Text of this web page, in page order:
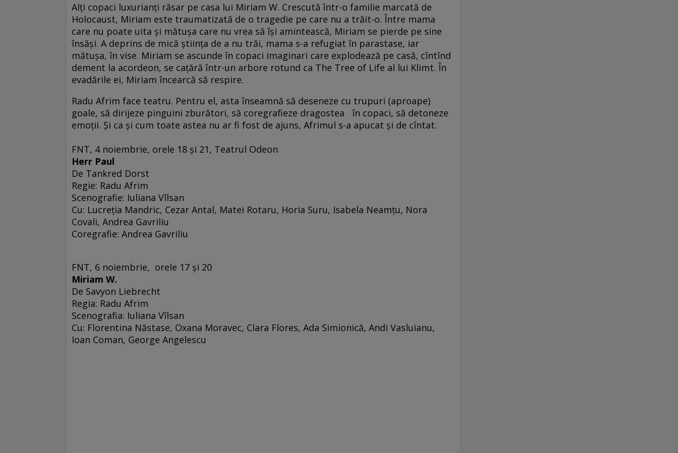
Alţi copaci luxurianţi răsar pe casa lui Miriam W. Crescută într-o familie marcată de
Holocaust, Miriam este traumatizată de o tragedie pe care nu a trăit-o. Între mama
care nu poate uita şi mătuşa care nu vrea să îşi amintească, Miriam se pierde pe sine
însăşi. A deprins de mică ştiinţa de a nu trăi, mama s-a refugiat în parastase, iar
mătuşa, în vise. Miriam se ascunde în copaci imaginari care explodează pe casă, cîntînd
dement la acordeon, se caţără într-un arbore rotund ca The Tree of Life al lui Klimt. În
evadările ei, Miriam încearcă să respire.
Radu Afrim face teatru. Pentru el, asta înseamnă să deseneze cu trupuri (aproape)
goale, să dirijeze pinguini zburători, să coregrafieze dragostea în copaci, să detoneze
emoţii. Şi ca şi cum toate astea nu ar fi fost de ajuns, Afrimul s-a apucat şi de cîntat.
FNT, 4 noiembrie, orele 18 şi 21, Teatrul Odeon
Herr Paul
De Tankred Dorst
Regie: Radu Afrim
Scenografie: Iuliana Vîlsan
Cu: Lucreţia Mandric, Cezar Antal, Matei Rotaru, Horia Suru, Isabela Neamțu, Nora
Covali, Andrea Gavriliu
Coregrafie: Andrea Gavriliu
FNT, 6 noiembrie, orele 17 şi 20
Miriam W.
De Savyon Liebrecht
Regia: Radu Afrim
Scenografia: Iuliana Vîlsan
Cu: Florentina Năstase, Oxana Moravec, Clara Flores, Ada Simionică, Andi Vasluianu,
Ioan Coman, George Angelescu